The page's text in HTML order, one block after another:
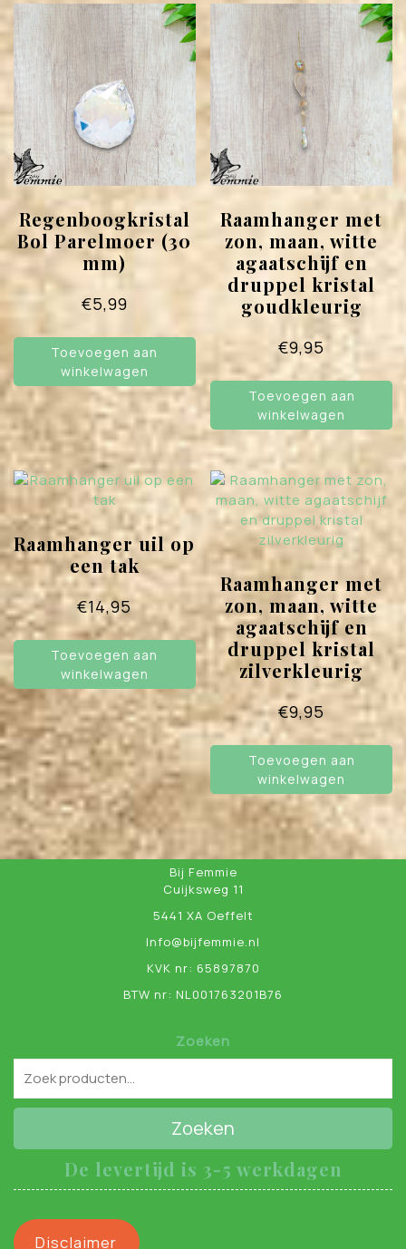
Regenboogkristal
Bol Parelmoer (30
mm)
€5,99
Toevoegen aan
winkelwagen
Raamhanger met
zon, maan, witte
agaatschijf en
druppel kristal
goudkleurig
€9,95
Toevoegen aan
winkelwagen
Raamhanger uil op
een tak
€14,95
Toevoegen aan
winkelwagen
Raamhanger met
zon, maan, witte
agaatschijf en
druppel kristal
zilverkleurig
€9,95
Toevoegen aan
winkelwagen
Bij Femmie
Cuijksweg 11
5441 XA Oeffelt
Info@bijfemmie.nl
KVK nr: 65897870
BTW nr: NL001763201B76
Zoeken
Zoeken
De levertijd is 3-5 werkdagen
Disclaimer